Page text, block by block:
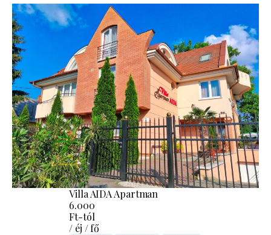
Villa AIDA Apartman
6.000
Ft-tól
/ éj / fő